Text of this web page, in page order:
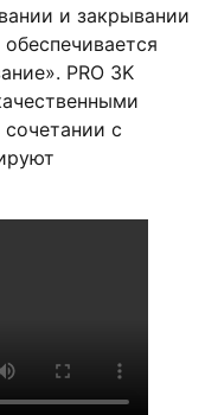
и закрывании
PRO 3K
с